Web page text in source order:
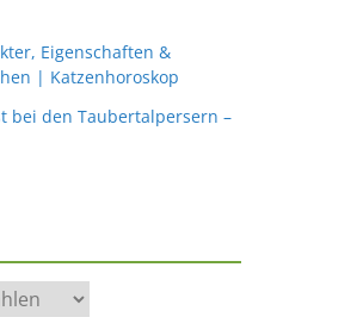
Eigenschaften &
| Katzenhoroskop
bei den Taubertalpersern –